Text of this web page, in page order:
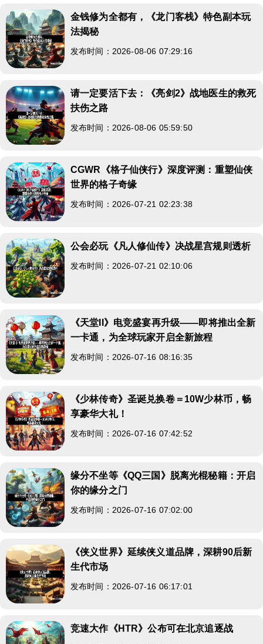
金钱修为全都有，《龙门客栈》特色副本玩
法揭秘
发布时间：2026-08-06 07:29:16
请一定要活下去：《亮剑2》战地医生的救死
扶伤之路
发布时间：2026-08-06 05:59:50
CGWR《格子仙侠行》深度评测：重塑仙侠
世界的格子奇缘
发布时间：2026-07-21 02:23:38
公会必玩《凡人修仙传》决战星宫规则透析
发布时间：2026-07-21 02:10:06
《天堂II》电竞盛宴再升级——即将推出全新
一卡通，为全球玩家开启全新旅程
发布时间：2026-07-16 08:16:35
《少林传奇》圣诞兑换卷＝10W少林币，畅
享豪华大礼！
发布时间：2026-07-16 07:42:52
缘分不坐等《QQ三国》脱离光棍秘籍：开启
你的缘分之门
发布时间：2026-07-16 07:02:00
《侠义世界》延续侠义道品牌，深耕90后新
生代市场
发布时间：2026-07-16 06:17:01
竞速大作《HTR》公布可在北京追逐战